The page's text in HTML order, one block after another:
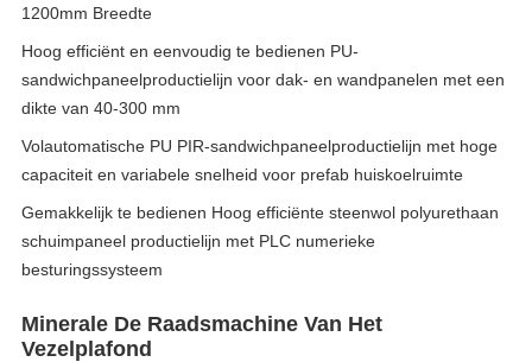
1200mm Breedte
Hoog efficiënt en eenvoudig te bedienen PU-
sandwichpaneelproductielijn voor dak- en wandpanelen met een
dikte van 40-300 mm
Volautomatische PU PIR-sandwichpaneelproductielijn met hoge
capaciteit en variabele snelheid voor prefab huiskoelruimte
Gemakkelijk te bedienen Hoog efficiënte steenwol polyurethaan
schuimpaneel productielijn met PLC numerieke
besturingssysteem
Minerale De Raadsmachine Van Het
Vezelplafond